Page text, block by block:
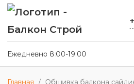
Ежедневно 8:00-19:00
Главная / Обшивка балкона